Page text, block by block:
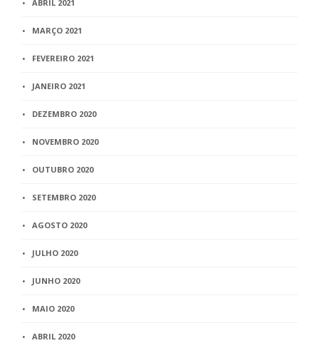
ABRIL 2021
MARÇO 2021
FEVEREIRO 2021
JANEIRO 2021
DEZEMBRO 2020
NOVEMBRO 2020
OUTUBRO 2020
SETEMBRO 2020
AGOSTO 2020
JULHO 2020
JUNHO 2020
MAIO 2020
ABRIL 2020